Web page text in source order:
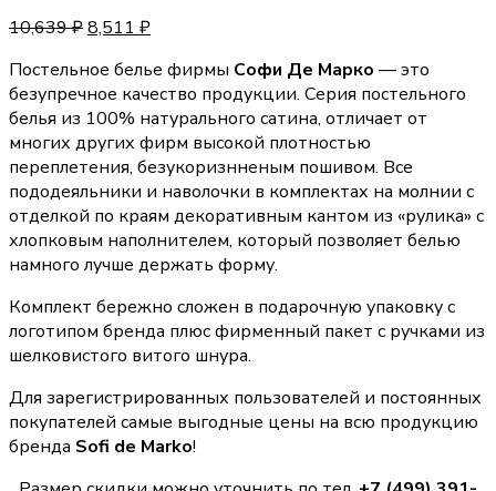
10,639₽8,511 ₽
Постельное белье фирмы Софи Де Марко — это
безупречное качество продукции. Серия постельного
белья из 100% натурального сатина, отличает от
многих других фирм высокой плотностью
переплетения, безукоризнненым пошивом. Все
пододеяльники и наволочки в комплектах на молнии с
отделкой по краям декоративным кантом из «рулика» с
хлопковым наполнителем, который позволяет белью
намного лучше держать форму.
Комплект бережно сложен в подарочную упаковку с
логотипом бренда плюс фирменный пакет с ручками из
шелковистого витого шнура.
Для зарегистрированных пользователей и постоянных
покупателей самые выгодные цены на всю продукцию
бренда Sofi de Marko!